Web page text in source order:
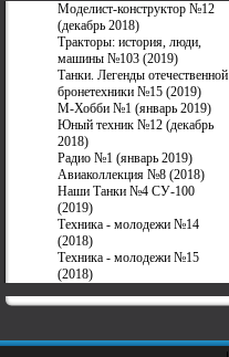
Моделист-конструктор №12
(декабрь 2018)
Тракторы: история, люди,
машины №103 (2019)
Танки. Легенды отечественной
бронетехники №15 (2019)
М-Хобби №1 (январь 2019)
Юный техник №12 (декабрь
2018)
Радио №1 (январь 2019)
Авиаколлекция №8 (2018)
Наши Танки №4 СУ-100
(2019)
Техника - молодежи №14
(2018)
Техника - молодежи №15
(2018)